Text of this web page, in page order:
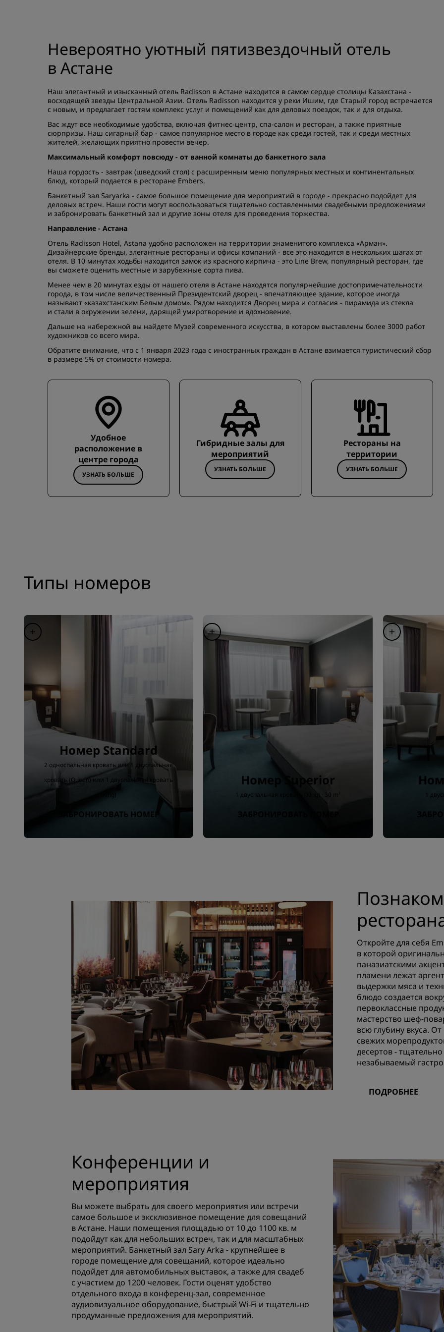
Невероятно уютный пятизвездочный отель
в Астане
Наш элегантный и изысканный отель Radisson в Астане находится в самом сердце столицы Казахстана -
восходящей звезды Центральной Азии. Отель Radisson находится у реки Ишим, где Старый город встречается
с новым, и предлагает гостям комплекс услуг и помещений как для деловых поездок, так и для отдыха.
Вас ждут все необходимые удобства, включая фитнес-центр, спа-салон и ресторан, а также приятные
сюрпризы. Наш сигарный бар - самое популярное место в городе как среди гостей, так и среди местных
жителей, желающих приятно провести вечер.
Максимальный комфорт повсюду - от ванной комнаты до банкетного зала
Наша гордость - завтрак (шведский стол) с расширенным меню популярных местных и континентальных
блюд, который подается в ресторане Embers.
Банкетный зал Saryarka - самое большое помещение для мероприятий в городе - прекрасно подойдет для
деловых встреч. Наши гости могут воспользоваться тщательно составленными свадебными предложениями
и забронировать банкетный зал и другие зоны отеля для проведения торжества.
Направление - Астана
Отель Radisson Hotel, Astana удобно расположен на территории знаменитого комплекса «Арман».
Дизайнерские бренды, элегантные рестораны и офисы компаний - все это находится в нескольких шагах от
отеля. В 10 минутах ходьбы находится замок из красного кирпича - это Line Brew, популярный ресторан, где
вы сможете оценить местные и зарубежные сорта пива.
Менее чем в 20 минутах езды от нашего отеля в Астане находятся популярнейшие достопримечательности
города, в том числе величественный Президентский дворец - впечатляющее здание, которое иногда
называют «казахстанским Белым домом». Рядом находится Дворец мира и согласия - пирамида из стекла
и стали в окружении зелени, дарящей умиротворение и вдохновение.
Дальше на набережной вы найдете Музей современного искусства, в котором выставлены более 3000 работ
художников со всего мира.
Обратите внимание, что с 1 января 2023 года c иностранных граждан в Астане взимается туристический сбор
в размере 5% от стоимости номера.
Удобное
расположение в
центре города
УЗНАТЬ БОЛЬШЕ
Гибридные залы для
мероприятий
УЗНАТЬ БОЛЬШЕ
Рестораны на
территории
УЗНАТЬ БОЛЬШЕ
Типы номеров
Номер Standard
2 односпальная кровать или 1 двуспальная
кровать (Queen) или 1 двуспальная кровать
ЗАБРОНИРОВАТЬ НОМЕР
Номер Superior
1 двуспальная кровать (King) · 30 m²
ЗАБРОНИРОВАТЬ НОМЕР
1
Откройте для себя
в которой
паназиатскими
пламени лежат
выдержки мяса и
блюдо создается
первоклассные
мастерство шеф-
всю глубину вкуса.
свежих
десертов -
незабываемый
ПОДРОБНЕЕ
Конференции и
мероприятия
Вы можете выбрать для своего мероприятия или встречи
самое большое и эксклюзивное помещение для совещаний
в Астане. Наши помещения площадью от 10 до 1100 кв. м
подойдут как для небольших встреч, так и для масштабных
мероприятий. Банкетный зал Sary Arka - крупнейшее в
городе помещение для совещаний, которое идеально
подойдет для автомобильных выставок, а также для свадеб
с участием до 1200 человек. Гости оценят удобство
отдельного входа в конференц-зал, современное
аудиовизуальное оборудование, быстрый Wi-Fi и тщательно
продуманные предложения для мероприятий.